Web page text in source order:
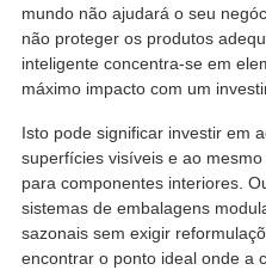
mundo não ajudará o seu
não proteger os produtos
inteligente concentra-se em
máximo impacto com um
Isto pode significar investir em
superfícies visíveis e ao
para componentes interiores.
sistemas de embalagens
sazonais sem exigir
encontrar o ponto ideal onde a